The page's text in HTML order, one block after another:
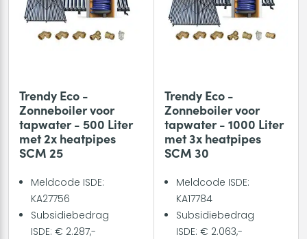
Trendy Eco -
Zonneboiler voor
tapwater - 500 Liter
met 2x heatpipes
SCM 25
Meldcode ISDE:
KA27756
Subsidiebedrag
ISDE: € 2.287,-
Trendy Eco -
Zonneboiler voor
tapwater - 1000 Liter
met 3x heatpipes
SCM 30
Meldcode ISDE:
KA17784
Subsidiebedrag
ISDE: € 2.063,-